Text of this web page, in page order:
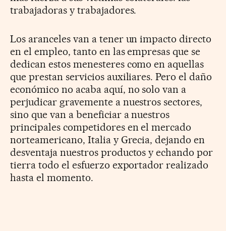
trabajadoras y trabajadores.
Los aranceles van a tener un impacto directo
en el empleo, tanto en las empresas que se
dedican estos menesteres como en aquellas
que prestan servicios auxiliares. Pero el daño
económico no acaba aquí, no solo van a
perjudicar gravemente a nuestros sectores,
sino que van a beneficiar a nuestros
principales competidores en el mercado
norteamericano, Italia y Grecia, dejando en
desventaja nuestros productos y echando por
tierra todo el esfuerzo exportador realizado
hasta el momento.